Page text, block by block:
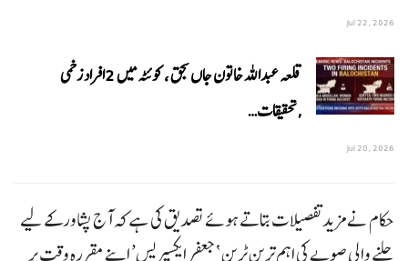
Jul 22, 2026
قلعہ عبداللہ خاتون جاں بحق ، کوئٹہ میں 2افراد زخمی
,تحقیقات…
Jul 20, 2026
حکام نے مزید تفصیلات بتاتے ہوئے تصدیق کی ہے کہ آج پشاور کے لیے
چلنے والی صوبے کی اہم ترین ٹرین ‘جعفر ایکسپریس’ اپنے مقررہ وقت پر